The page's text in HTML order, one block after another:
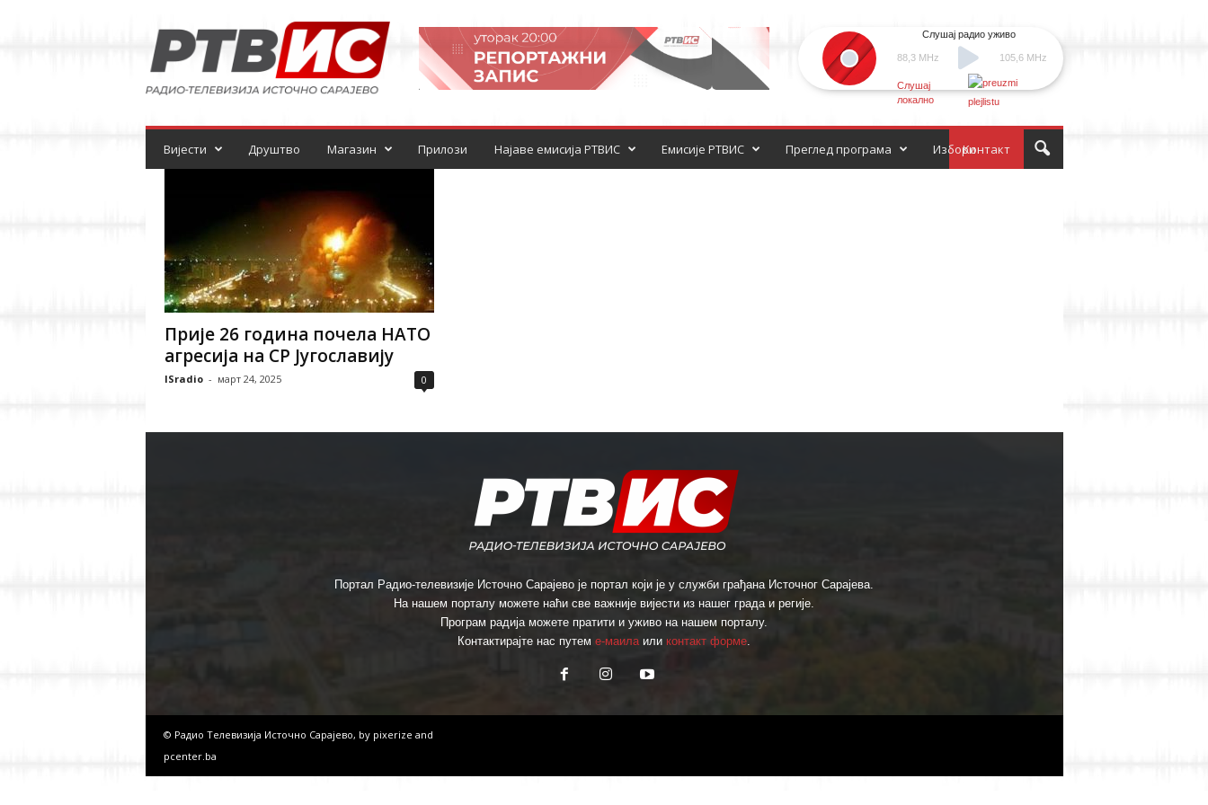
и
о
т
л
88,3 MHz
Слушај радио уживо
105,6 MHz
Слушај
локално
Вијести Друштво Магазин Прилози Најаве емисија РТВИС Емисије РТВИС Контакт
Преглед програма Избори
Прије 26 година почела НАТО
агресија на СР Југославију
ISradio - март 24, 2025 0
Портал Радио-телевизије Источно Сарајево је портал који је у служби грађана Источног Сарајева.
На нашем порталу можете наћи све важније вијести из нашег града и регије.
Програм радија можете пратити и уживо на нашем порталу.
Контактирајте нас путем е-маилаили контакт форме.
© Радио Телевизија Источно Сарајево, by pixerize and
pcenter.ba